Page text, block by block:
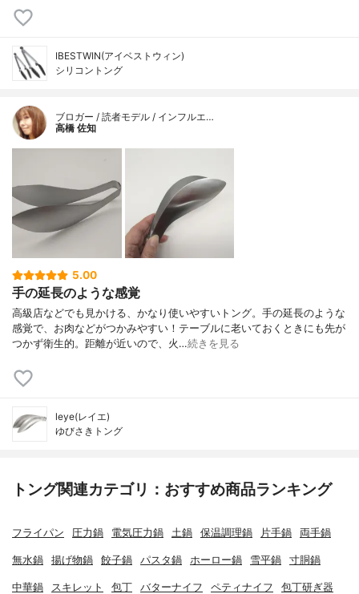
IBESTWIN(アイベストウィン)
シリコントング
ブロガー / 読者モデル / インフルエ…
高橋 佐知
5.00
手の延長のような感覚
高級店などでも見かける、かなり使いやすいトング。手の延長のような
感覚で、お肉などがつかみやすい！テーブルに老いておくときにも先が
つかず衛生的。距離が近いので、火…続きを見る
leye(レイエ)
ゆびさきトング
トング関連カテゴリ：おすすめ商品ランキング
フライパン 圧力鍋 電気圧力鍋 土鍋 保温調理鍋 片手鍋 両手鍋
無水鍋 揚げ物鍋 餃子鍋 パスタ鍋 ホーロー鍋 雪平鍋 寸胴鍋
中華鍋 スキレット 包丁 バターナイフ ペティナイフ 包丁研ぎ器